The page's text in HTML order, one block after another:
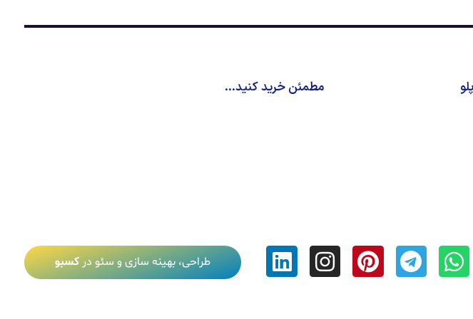
مطمئن خرید کنید...
طراحی، بهینه سازی و سئو درکسبو